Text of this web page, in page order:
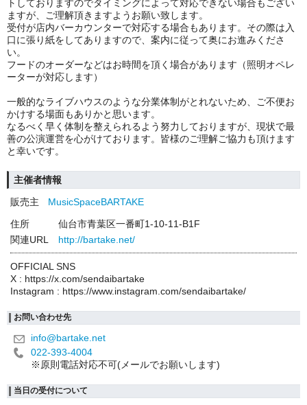
トしておりますのでタイミングによって対応できない場合もござい
ますが、
ご理解頂きますようお願い致します。
受付が店内バーカウンターで対応する場合もあります。その際は入
口に張り紙をしてありますので、案内に従って奥にお進みくださ
い。
フードのオーダーなどはお時間を頂く場合があります（照明オペレ
ーターが対応します）
一般的なライブハウスのような分業体制がとれないため、ご不便お
かけする場面もありかと思います。
なるべく早く体制を整えられるよう努力しておりますが、現状で最
善の公演運営を心がけております。皆様のご理解ご協力も頂けます
と幸いです。
主催者情報
販売主
MusicSpaceBARTAKE
住所
仙台市青葉区一番町1-10-11-B1F
関連URL
http://bartake.net/
OFFICIAL SNS
X : https://x.com/sendaibartake
Instagram : https://www.instagram.com/sendaibartake/
お問い合わせ先
info@bartake.net
022-393-4004
※原則電話対応不可(メールでお願いします)
当日の受付について